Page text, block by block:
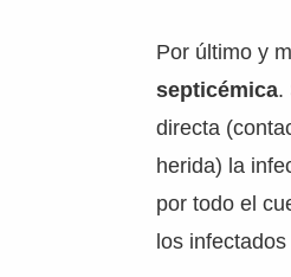
Por último y
septicémica.
directa
herida) la
por todo el
los